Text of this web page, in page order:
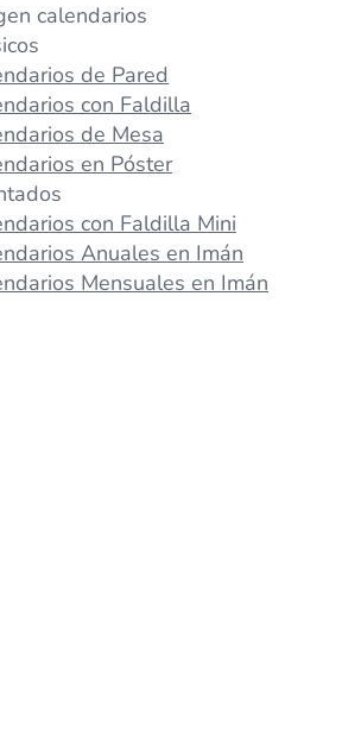
calendarios
de Pared
con Faldilla
de Mesa
en Póster
con Faldilla Mini
Anuales en Imán
Mensuales en Imán